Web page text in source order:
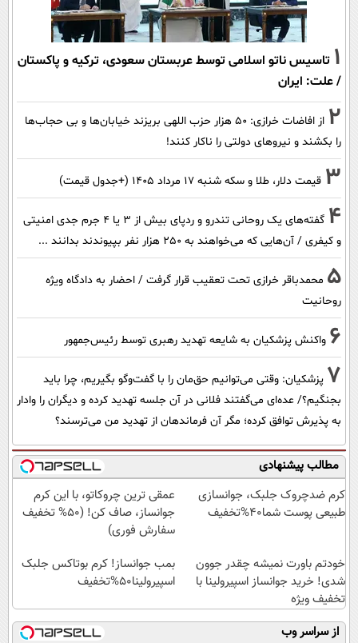
1 تاسیس ناتو اسلامی توسط عربستان سعودی، ترکیه و پاکستان
/ علت: ایران
2
از افاضات خرازی: ۵۰ هزار حزب اللهی بریزند خیابان‌ها و بی حجاب‌ها
را بکشند و نیرو‌های دولتی را ناکار کنند!
3 قیمت دلار، طلا و سکه شنبه ۱۷ مرداد ۱۴۰۵ (+جدول قیمت)
4
گفته‌های یک روحانی تندرو و ردپای بیش از ۳ یا ۴ جرم جدی امنیتی
و کیفری / آن‌هایی که می‌خواهند به ۲۵۰ هزار نفر بپیوندند بدانند ...
5 محمدباقر خرازی تحت تعقیب قرار گرفت / احضار به دادگاه ویژه
روحانیت
6 واکنش پزشکیان به شایعه تهدید رهبری توسط رئیس‌جمهور
7 پزشکیان: وقتی می‌توانیم حق‌مان را با گفت‌وگو بگیریم، چرا باید
بجنگیم؟/ عده‌ای می‌گفتند فلانی در آن جلسه تهدید کرده و دیگران را وادار
به پذیرش توافق کرده؛ مگر آن فرماندهان از تهدید من می‌ترسند؟
مطالب پیشنهادی
کرم ضدچروک جلبک، جوانسازی
طبیعی پوست شما40%تخفیف
عمقی ترین چروکاتو، با این کرم
جوانساز، صاف کن! (50% تخفیف
سفارش فوری)
خودتم باورت نمیشه چقدر جوون
شدی! خرید جوانساز اسپیرولینا با
تخفیف ویژه
بمب جوانساز! کرم بوتاکس جلبک
اسپیرولینا50%تخفیف
از سراسر وب